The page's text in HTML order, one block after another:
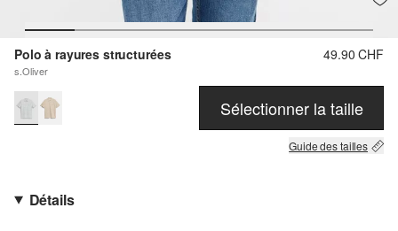
Polo à rayures structurées
s.Oliver
49.90 CHF
Sélectionner la taille
Guide des tailles
Détails